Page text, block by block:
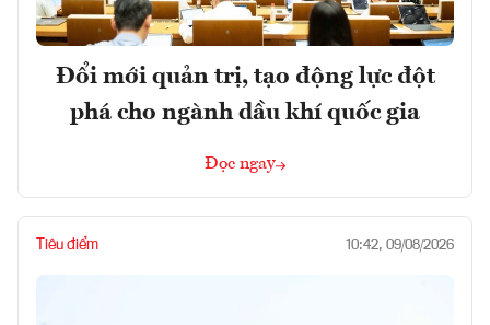
Đổi mới quản trị, tạo động lực đột
phá cho ngành dầu khí quốc gia
Đọc ngay
Tiêu điểm 10:42, 09/08/2026